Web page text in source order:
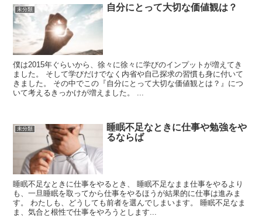
未分類 自分にとって大切な価値観は？
僕は2015年ぐらいから、徐々に徐々に学びのインプットが増えてき
ました。 そして学びだけでなく内省や自己探求の習慣も身に付いて
きました。 その中でこの『自分にとって大切な価値観とは？』につ
いて考えるきっかけが増えました。 ...
未分類
睡眠不足なときに仕事や勉強をや
るならば
睡眠不足なときに仕事をやるとき、 睡眠不足なまま仕事をやるより
も、一旦睡眠を取ってから仕事をやるほうが結果的に仕事は進みま
す。 わたしも、どうしても前者を選んでしまいます。 睡眠不足なま
ま、気合と根性で仕事をやろうとします...